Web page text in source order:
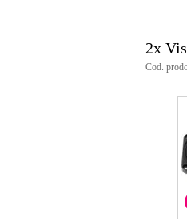
2x
Cod.